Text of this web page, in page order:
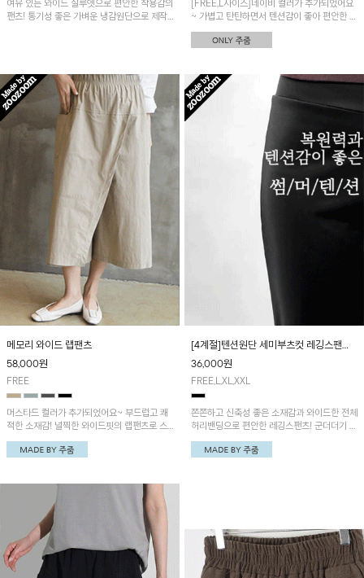
여유 있는 와이드 실루엣으로 편안한 착용감의
팬츠! 통기성 좋은 가벼운 냉감원단으로 제작
[FREE,L사이즈]네이비 컬러가 추가되었어요
~ 가볍고 탄탄하면서 텐션감이 좋아 편안한 착
용감! 부담없는 5부 기장으로 어디든 매치하기
좋아요!
메모리 와이드 랩팬츠
58,000원
FREE
머스타드 컬러가 추가되었어요~ 부드럽고 쾌
적한 소재감! 널찍한 와이드핏의 랩팬츠로 스
타일리시해요!
[4계절]텐션원단 세미부츠컷 레깅스팬
츠/4계절 선택가능
36,000원
FREE,L,XL,XXL
쫀쫀하고 신축성 좋은 소재감과 와이드한 전체
허리밴딩으로 편안한 레깅스팬츠! 군더더기 없
이 깔끔한 라인에 체형커버에도 효과적이라 손
이 자주 갈 아이템이에요!